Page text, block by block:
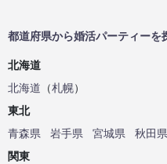
都道府県から婚活パーティーを
北海道
北海道 （札幌）
東北
青森県
岩手県 宮城県 秋田県
関東